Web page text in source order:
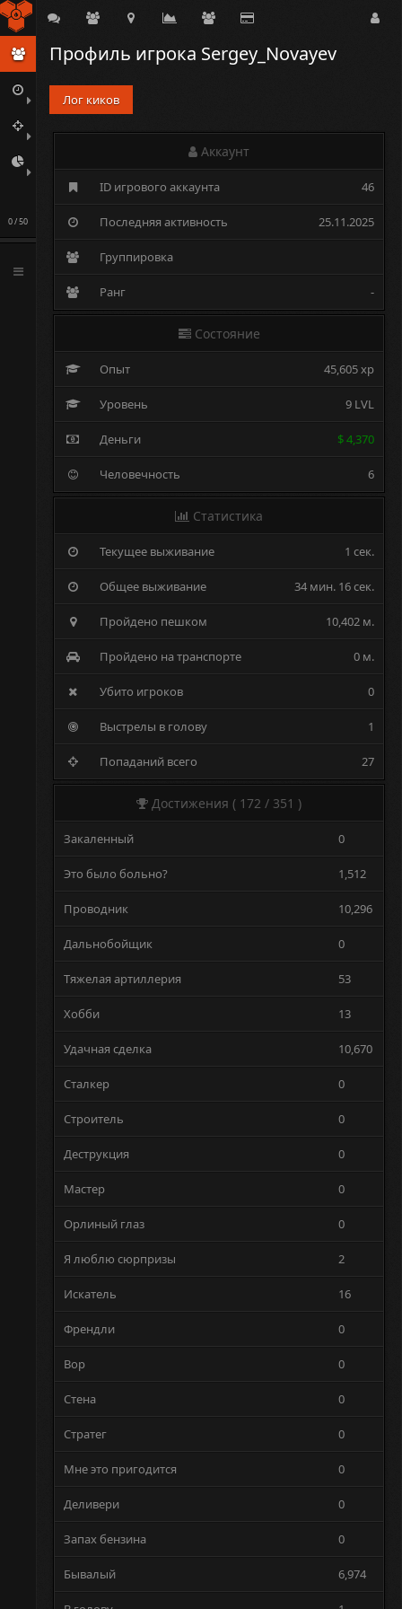
Delirium
0 / 50
Профиль игрока Sergey_Novayev
Лог киков
Аккаунт
ID игрового аккаунта 46
Последняя активность 25.11.2025
Группировка
Ранг -
Состояние
Опыт 45,605 xp
Уровень 9 LVL
Деньги $ 4,370
Человечность 6
Статистика
Текущее выживание 1 сек.
Общее выживание 34 мин. 16 сек.
Пройдено пешком 10,402 м.
Пройдено на транспорте 0 м.
Убито игроков 0
Выстрелы в голову 1
Попаданий всего 27
Достижения ( 172 / 351 )
Закаленный 0
Это было больно? 1,512
Проводник 10,296
Дальнобойщик 0
Тяжелая артиллерия 53
Хобби 13
Удачная сделка 10,670
Сталкер 0
Строитель 0
Деструкция 0
Мастер 0
Орлиный глаз 0
Я люблю сюрпризы 2
Искатель 16
Френдли 0
Вор 0
Стена 0
Стратег 0
Мне это пригодится 0
Деливери 0
Запах бензина 0
Бывалый 6,974